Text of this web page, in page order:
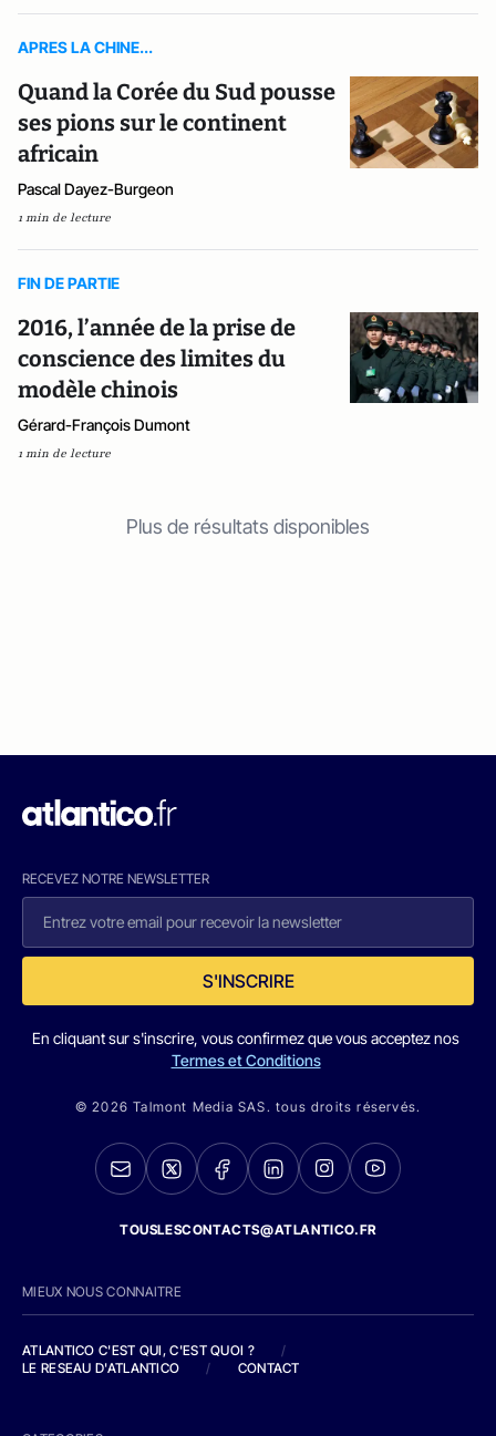
APRES LA CHINE...
Quand la Corée du Sud pousse
ses pions sur le continent
africain
Pascal Dayez-Burgeon
1 min de lecture
FIN DE PARTIE
2016, l’année de la prise de
conscience des limites du
modèle chinois
Gérard-François Dumont
1 min de lecture
Plus de résultats disponibles
RECEVEZ NOTRE NEWSLETTER
S'INSCRIRE
En cliquant sur s'inscrire, vous confirmez que vous acceptez nos
Termes et Conditions
© 2026 Talmont Media SAS. tous droits réservés.
TOUSLESCONTACTS@ATLANTICO.FR
MIEUX NOUS CONNAITRE
ATLANTICO C'EST QUI, C'EST QUOI ?
/
LE RESEAU D'ATLANTICO
/ CONTACT